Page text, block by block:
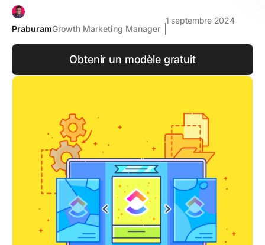
PraburamGrowth Marketing Manager
1 septembre 2024
Obtenir un modèle gratuit